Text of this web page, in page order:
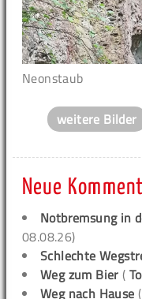
Neonstaub
weitere Bilder
Neue
Notbremsung in
08.08.26)
Schlechte
Weg zum Bier (
Weg nach Hause (